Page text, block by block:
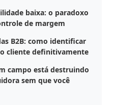
baixa: o paradoxo
de margem
B2B: como identificar
cliente definitivamente
campo está destruindo
sem que você